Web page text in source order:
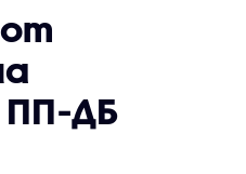
от
ПП-ДБ